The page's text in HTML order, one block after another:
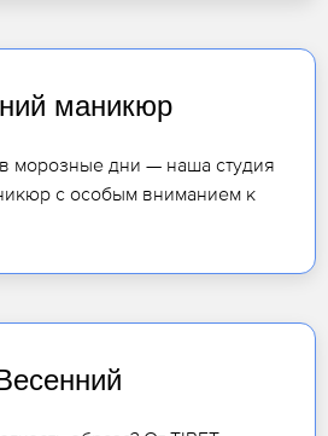
маникюр
морозные дни — наша студия
с особым вниманием к